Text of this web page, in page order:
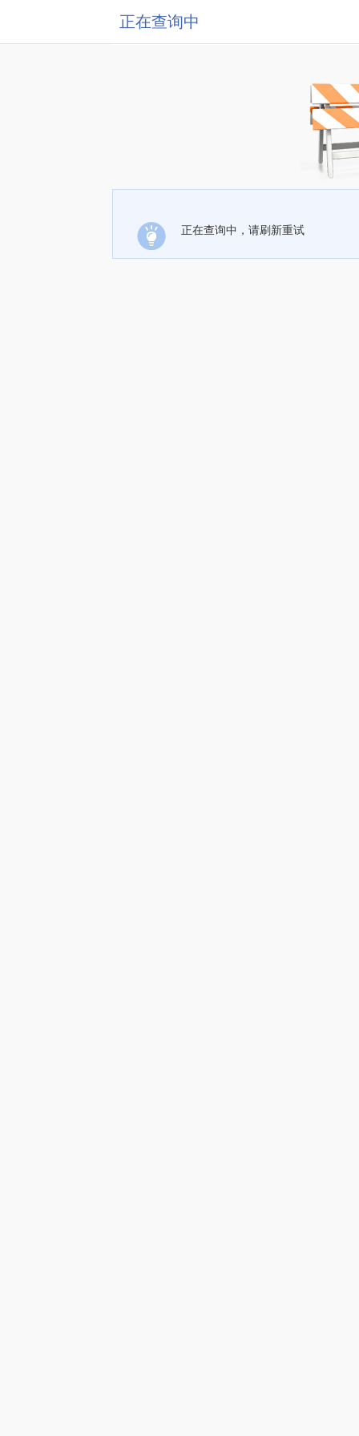
正在查询中
正在查询中，请刷新重试